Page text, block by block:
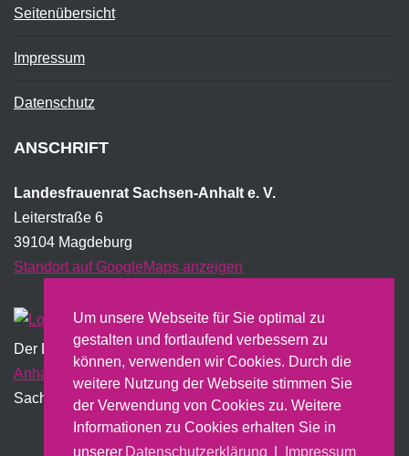
Um unsere Webseite für Sie optimal zu
gestalten und fortlaufend verbessern zu
können, verwenden wir Cookies. Durch die
weitere Nutzung der Webseite stimmen Sie
der Verwendung von Cookies zu. Weitere
Informationen zu Cookies erhalten Sie in
unserer Datenschutzerklärung Impressum
Seitenübersicht
Impressum
Datenschutz
ANSCHRIFT
Landesfrauenrat Sachsen-Anhalt e. V.
Leiterstraße 6
39104 Magdeburg
Standort auf GoogleMaps anzeigen
Der Landesfrauenrat wird institutionell vom Land
Anhalt
gefördert und erstellt dazu u.a. einen jährlichen
Sachbericht.